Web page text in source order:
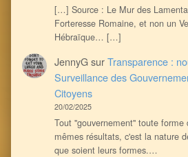
[…] Source : Le Mur des
Forteresse Romaine, et non un
Hébraïque… […]
JennyGsurTransparence :
Surveillance des
Citoyens
20/02/2025
Tout ''gouvernement'' toute forme
mêmes résultats, c'est la nature
que soient leurs formes.…